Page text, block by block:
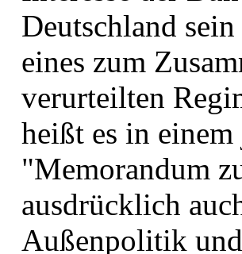
Deutschland
eines zum
verurteilten
heißt es in
"Memorandum
ausdrücklich
Außenpolitik